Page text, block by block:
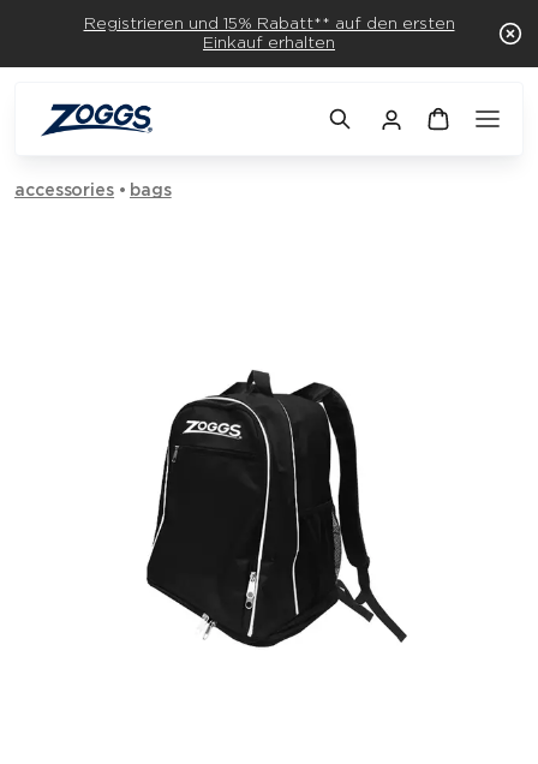
Registrieren und 15% Rabatt** auf den ersten
Einkauf erhalten
accessories bags